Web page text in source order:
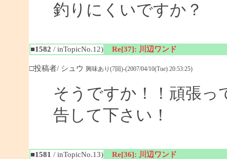
釣りにくいですか？
■1582 / inTopicNo.12) Re[37]: 川辺ワンド
□投稿者/ シュウ 興味あり(7回)-(2007/04/10(Tue) 20:53:25)
そうですか！！頑張っ
告して下さい！
■1581 / inTopicNo.13) Re[36]: 川辺ワンド